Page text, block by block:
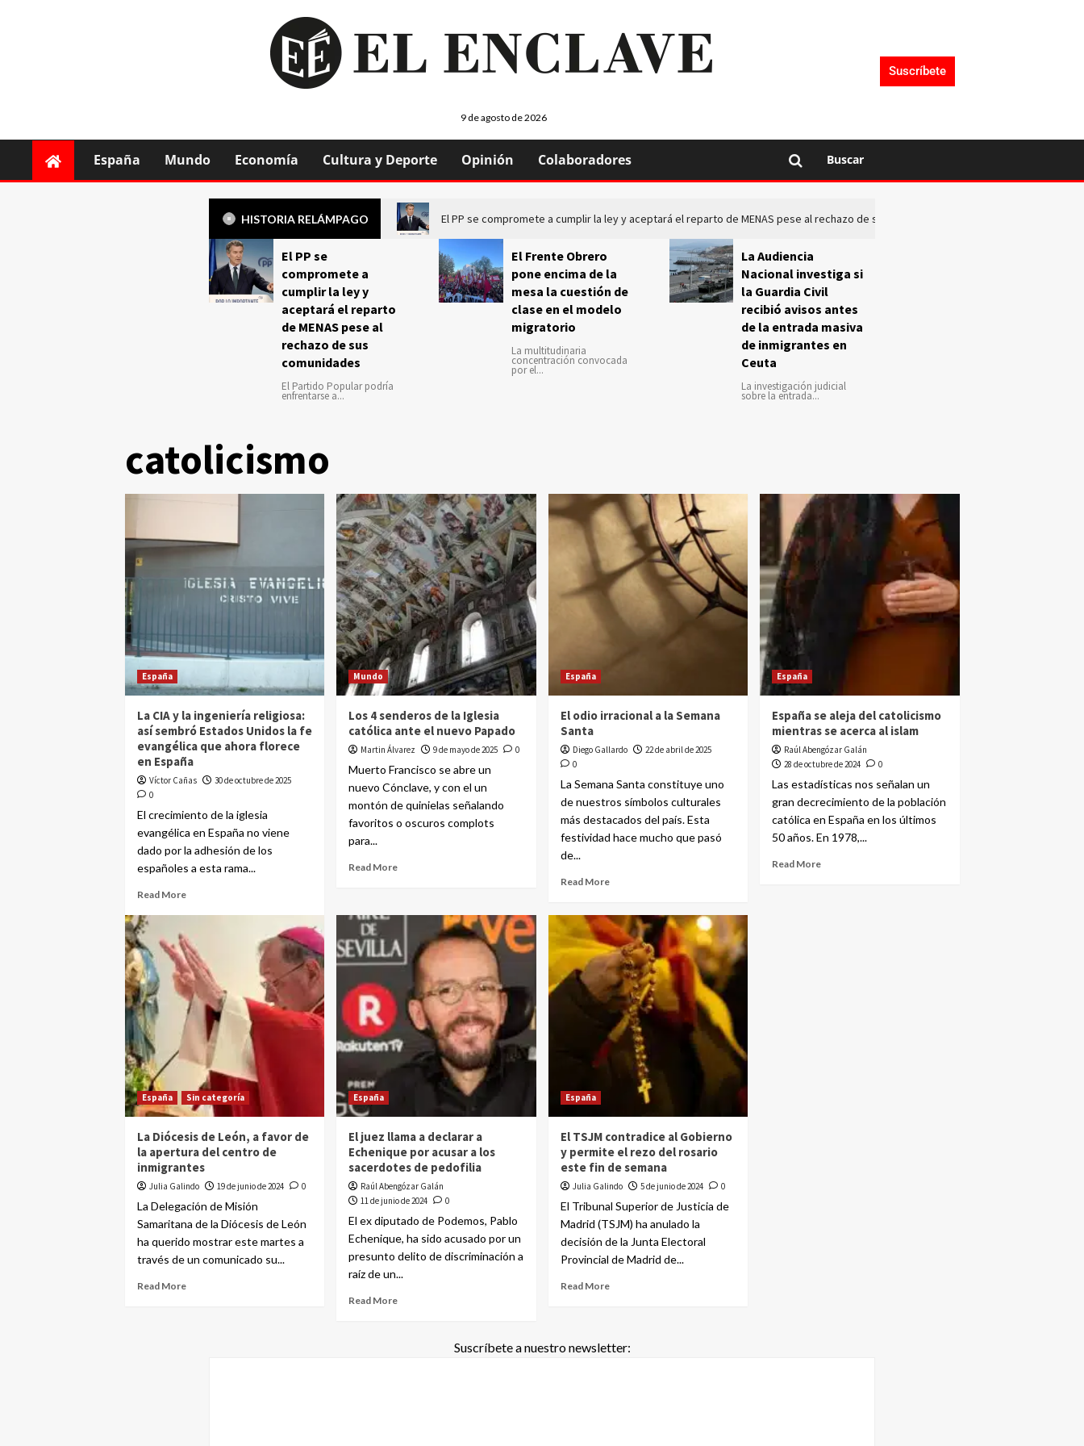
9 de agosto de 2026
Suscríbete
España Mundo Economía Cultura y Deporte Opinión Colaboradores Buscar
HISTORIA RELÁMPAGO El PP se compromete a cumplir la ley y aceptará el reparto de MENAS pese al rechazo de sus comunidades
El PP se
compromete a
cumplir la ley y
aceptará el reparto
de MENAS pese al
rechazo de sus
comunidades
El Partido Popular podría
enfrentarse a...
El Frente Obrero
pone encima de la
mesa la cuestión de
clase en el modelo
migratorio
La multitudinaria
concentración convocada
por el...
La Audiencia
Nacional investiga si
la Guardia Civil
recibió avisos antes
de la entrada masiva
de inmigrantes en
Ceuta
La investigación judicial
sobre la entrada...
catolicismo
España
La CIA y la ingeniería religiosa:
así sembró Estados Unidos la fe
evangélica que ahora florece
en España
Víctor Cañas
30 de octubre de 2025
0
El crecimiento de la iglesia
evangélica en España no viene
dado por la adhesión de los
españoles a esta rama...
Read More
Mundo
Los 4 senderos de la Iglesia
católica ante el nuevo Papado
Martin Álvarez 9 de mayo de 2025 0
Muerto Francisco se abre un
nuevo Cónclave, y con el un
montón de quinielas señalando
favoritos o oscuros complots
para...
Read More
España
El odio irracional a la Semana
Santa
Diego Gallardo
22 de abril de 2025
0
La Semana Santa constituye uno
de nuestros símbolos culturales
más destacados del país. Esta
festividad hace mucho que pasó
de...
Read More
España
España se aleja del catolicismo
mientras se acerca al islam
Raúl Abengózar Galán
28 de octubre de 2024
0
Las estadísticas nos señalan un
gran decrecimiento de la población
católica en España en los últimos
50 años. En 1978,...
Read More
España Sin categoría
La Diócesis de León, a favor de
la apertura del centro de
inmigrantes
Julia Galindo 19 de junio de 2024 0
La Delegación de Misión
Samaritana de la Diócesis de León
ha querido mostrar este martes a
través de un comunicado su...
Read More
España
El juez llama a declarar a
Echenique por acusar a los
sacerdotes de pedofilia
Raúl Abengózar Galán
11 de junio de 2024
0
El ex diputado de Podemos, Pablo
Echenique, ha sido acusado por un
presunto delito de discriminación a
raíz de un...
Read More
España
El TSJM contradice al Gobierno
y permite el rezo del rosario
este fin de semana
Julia Galindo 5 de junio de 2024 0
El Tribunal Superior de Justicia de
Madrid (TSJM) ha anulado la
decisión de la Junta Electoral
Provincial de Madrid de...
Read More
Suscríbete a nuestro newsletter: